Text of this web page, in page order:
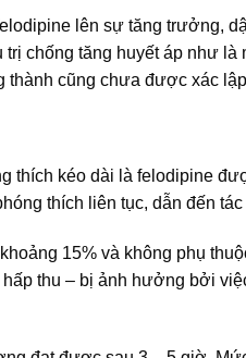
lên sự tăng trưởng,
chống tăng huyết áp như
thành cũng chưa được xác
thích kéo dài là felodipine
thích liên tục, dẫn đến
15% và không phụ
thu – bị ảnh hưởng bởi